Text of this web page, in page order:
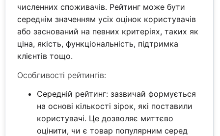
численних споживачів. Рейтинг може бути
середнім значенням усіх оцінок користувачів
або заснований на певних критеріях, таких як
ціна, якість, функціональність, підтримка
клієнтів тощо.
Особливості рейтингів:
Середній рейтинг: зазвичай формується
на основі кількості зірок, які поставили
користувачі. Це дозволяє миттєво
оцінити, чи є товар популярним серед